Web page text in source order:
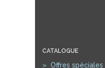
CATALOGUE
» Offres spéciales